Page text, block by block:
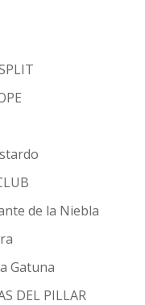
de la Niebla
Gatuna
DEL PILLAR